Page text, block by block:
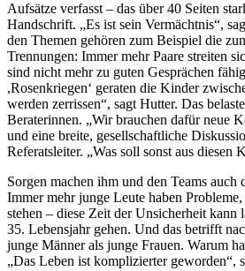
Aufsätze verfasst – das über 40 Seiten
Handschrift. „Es ist sein Vermächtnis“,
den Themen gehören zum Beispiel die
Trennungen: Immer mehr Paare streiten
sind nicht mehr zu guten Gesprächen
,Rosenkriegen‘ geraten die Kinder
werden zerrissen“, sagt Hutter. Das
Beraterinnen. „Wir brauchen dafür neue
und eine breite, gesellschaftliche
Referatsleiter. „Was soll sonst aus diesen
Sorgen machen ihm und den Teams auch
Immer mehr junge Leute haben
stehen – diese Zeit der Unsicherheit kann
35. Lebensjahr gehen. Und das betrifft
junge Männer als junge Frauen. Warum
„Das Leben ist komplizierter geworden“,